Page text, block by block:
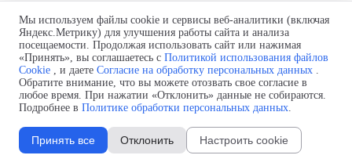
кВт
FRN0072E2E-4EH 380В, 37
кВт
FRN0085E2E-4EH 380В, 45
кВт
FRN0105E2E-4EH 380В, 55
кВт
FRN0139E2E-4EH 380В, 75
Мы используем файлы cookie и сервисы веб-аналитики (включая
Яндекс.Метрику) для улучшения работы сайта и анализа
посещаемости. Продолжая использовать сайт или нажимая
«Принять», вы соглашаетесь с Политикой использования файлов
Cookie , и даете Согласие на обработку персональных данных .
Обратите внимание, что вы можете отозвать свое согласие в
любое время. При нажатии «Отклонить» данные не собираются.
Подробнее в Политике обработки персональных данных.
Принять все Отклонить Настроить cookie